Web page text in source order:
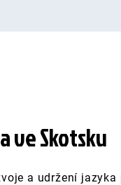
ve Skotsku
a udržení